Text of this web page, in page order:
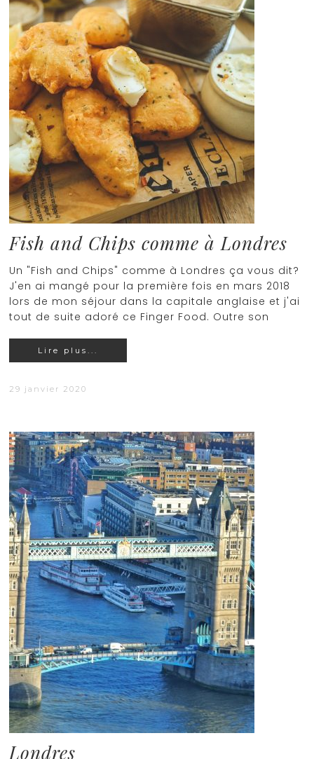
Fish and Chips comme à Londres
Un "Fish and Chips" comme à Londres ça vous dit?
J'en ai mangé pour la première fois en mars 2018
lors de mon séjour dans la capitale anglaise et j'ai
tout de suite adoré ce Finger Food. Outre son
Lire plus...
29 janvier 2020
Londres